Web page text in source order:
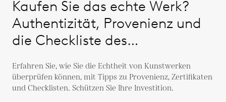
Kaufen Sie das echte Werk?
Authentizität, Provenienz und
die Checkliste des
Erfahren Sie, wie Sie die Echtheit von Kunstwerken
überprüfen können, mit Tipps zu Provenienz, Zertifikaten
und Checklisten. Schützen Sie Ihre Investition.